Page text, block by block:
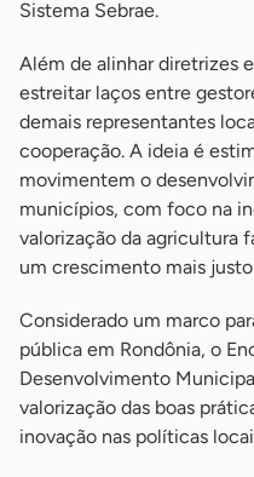
Sistema Sebrae.
Além de alinhar diretrizes
estreitar laços entre
demais representantes
cooperação. A ideia é
movimentem o
municípios, com foco na
valorização da agricultura
um crescimento mais
Considerado um marco
pública em Rondônia, o
Desenvolvimento
valorização das boas
inovação nas políticas